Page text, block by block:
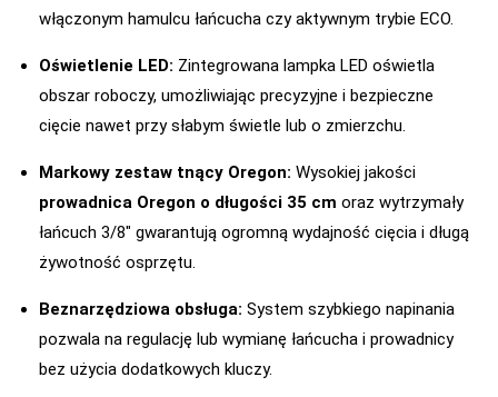
włączonym hamulcu łańcucha czy aktywnym trybie ECO.
Oświetlenie LED: Zintegrowana lampka LED oświetla
obszar roboczy, umożliwiając precyzyjne i bezpieczne
cięcie nawet przy słabym świetle lub o zmierzchu.
Markowy zestaw tnący Oregon: Wysokiej jakości
prowadnica Oregon o długości 35 cm oraz wytrzymały
łańcuch 3/8″ gwarantują ogromną wydajność cięcia i długą
żywotność osprzętu.
Beznarzędziowa obsługa: System szybkiego napinania
pozwala na regulację lub wymianę łańcucha i prowadnicy
bez użycia dodatkowych kluczy.